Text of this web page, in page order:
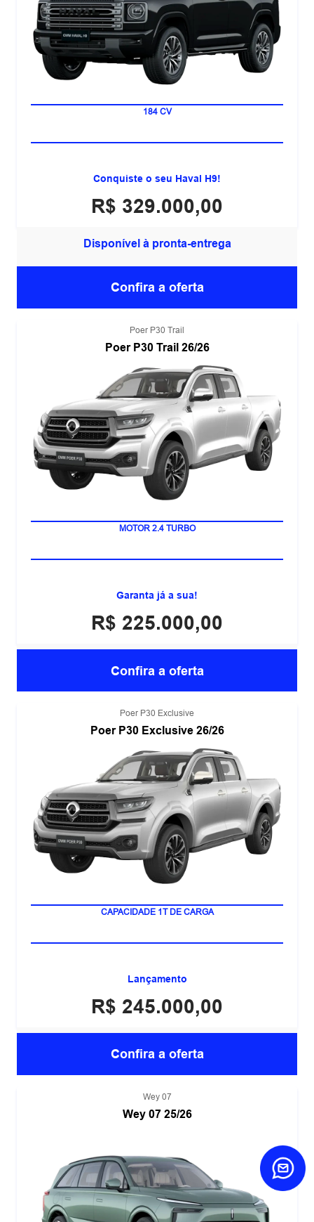
7 LUGARES
Conquiste o seu Haval H9!
R$ 329.000,00
Disponível à pronta-entrega
Confira a oferta
Poer P30 Trail
Poer P30 Trail 26/26
SISTEMA ADAS 2+
Garanta já a sua!
R$ 225.000,00
Confira a oferta
Poer P30 Exclusive
Poer P30 Exclusive 26/26
MOTOR 2.4 TURBO
Lançamento
R$ 245.000,00
Confira a oferta
Wey 07
Wey 07 25/26